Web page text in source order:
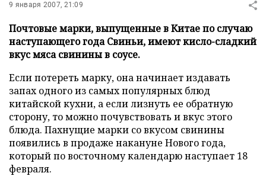
9 января 2007, 21:09
Почтовые марки, выпущенные в Китае по случаю
наступающего года Свиньи, имеют кисло-сладкий
вкус мяса свинины в соусе.
Если потереть марку, она начинает издавать
запах одного из самых популярных блюд
китайской кухни, а если лизнуть ее обратную
сторону, то можно почувствовать и вкус этого
блюда. Пахнущие марки со вкусом свинины
появились в продаже накануне Нового года,
который по восточному календарю наступает 18
февраля.